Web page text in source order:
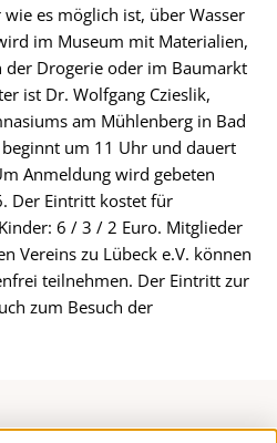
es möglich ist, über Wasser
im Museum mit Materialien,
Drogerie oder im Baumarkt
ist Dr. Wolfgang Czieslik,
am Mühlenberg in Bad
um 11 Uhr und dauert
Anmeldung wird gebeten
Der Eintritt kostet für
6 / 3 / 2 Euro. Mitglieder
Vereins zu Lübeck e.V. können
teilnehmen. Der Eintritt zur
zum Besuch der